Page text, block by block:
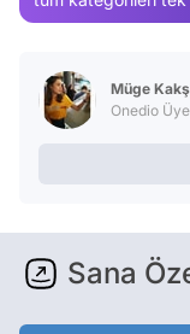
Müge
Onedio
Sana